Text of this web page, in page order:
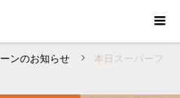
ンのお知らせ
本日スーパーフ